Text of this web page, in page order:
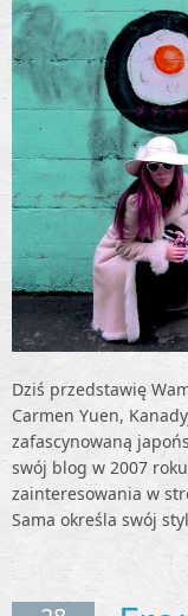
Dziś przedstawię
Carmen Yuen,
zafascynowaną
swój blog w 2007
zainteresowania w
Sama określa swój